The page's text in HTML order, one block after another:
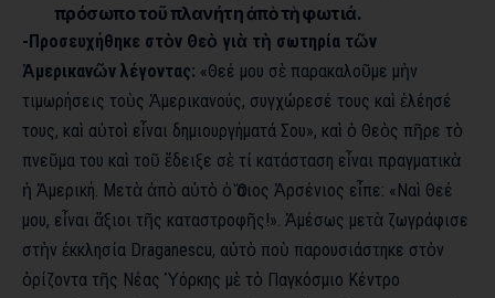
πρόσωπο τοῦ πλανήτη ἀπὸ τὴ φωτιά.
-Προσευχήθηκε στὸν Θεὸ γιὰ τὴ σωτηρία τῶν
Ἀμερικανῶν λέγοντας: «Θεέ μου σὲ παρακαλοῦμε μὴν
τιμωρήσεις τοὺς Ἀμερικανούς, συγχώρεσέ τους καὶ ἐλέησέ
τους, καὶ αὐτοὶ εἶναι δημιουργήματά Σου», καὶ ὁ Θεὸς πῆρε τὸ
πνεῦμα του καὶ τοῦ ἔδειξε σὲ τί κατάσταση εἶναι πραγματικὰ
ἡ Ἀμερική. Μετὰ ἀπὸ αὐτὸ ὁ Ὅσιος Ἀρσένιος εἶπε: «Ναὶ Θεέ
μου, εἶναι ἄξιοι τῆς καταστροφῆς!». Ἀμέσως μετὰ ζωγράφισε
στὴν ἐκκλησία Draganescu, αὐτὸ ποὺ παρουσιάστηκε στὸν
ὁρίζοντα τῆς Νέας Ὑόρκης μὲ τὸ Παγκόσμιο Κέντρο